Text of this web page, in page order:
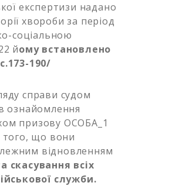
експертизи надано
хвороби за період
соціальною
йому встановлено
190/
справи судом
ознайомлення
призову ОСОБА_1
того, що вони
відновленням
скасування всіх
служби.